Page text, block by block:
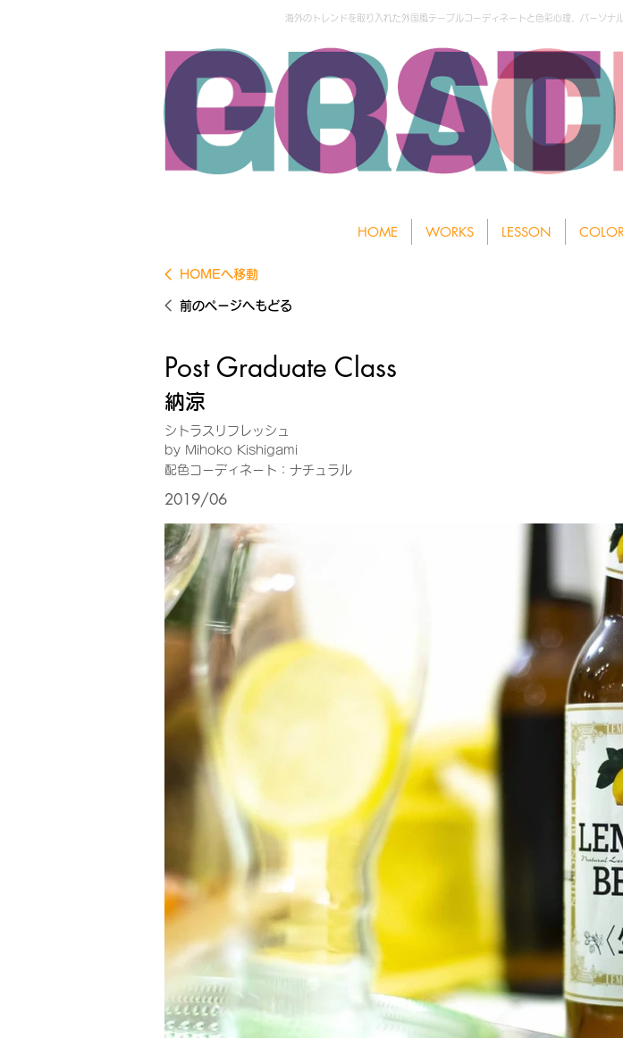
海外のトレンドを取り入れた外国風テーブルコーディネートと色彩心理、パーソ
HOME WORKS LESSON
HOMEへ移動
前のページへもどる
Post Graduate Class
納涼
シトラスリフレッシュ
by Mihoko Kishigami
配色コーディネート：ナチュラル
2019/06